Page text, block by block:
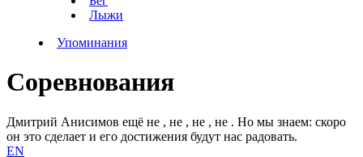
Лыжи
Упоминания
Соревнования
Дмитрий Анисимов ещё не , не , не , не . Но мы знаем: скоро
он это сделает и его достижения будут нас радовать.
EN